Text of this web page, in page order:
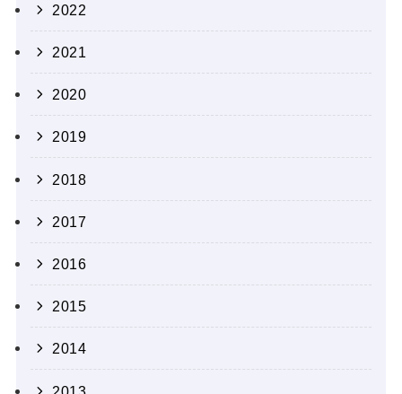
2022
2021
2020
2019
2018
2017
2016
2015
2014